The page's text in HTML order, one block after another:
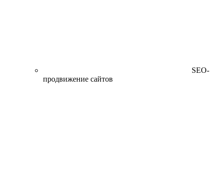
SEO-
продвижение сайтов